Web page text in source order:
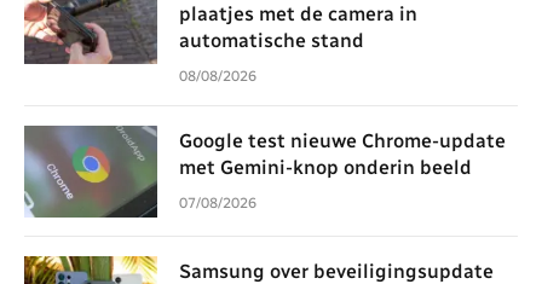
plaatjes met de camera in
automatische stand
08/08/2026
Google test nieuwe Chrome-update
met Gemini-knop onderin beeld
07/08/2026
Samsung over beveiligingsupdate